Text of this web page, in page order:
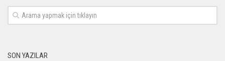
SON YAZILAR